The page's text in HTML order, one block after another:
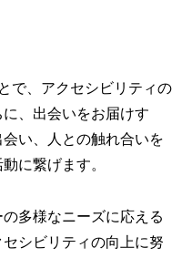
で、アクセシビリティの
、出会いをお届けす
い、人との触れ合いを
に繋げます。
多様なニーズに応える
シビリティの向上に努